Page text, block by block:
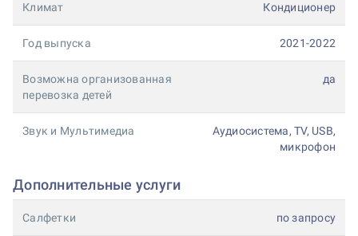
Климат Кондиционер
Год выпуска 2021-2022
Возможна организованная
перевозка детей
да
Звук и Мультимедиа
Аудиосистема, TV, USB,
микрофон
Дополнительные услуги
Салфетки по запросу